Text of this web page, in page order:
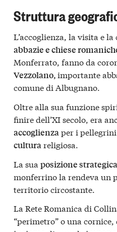
Struttura
L’accoglienza, la visita e la
abbazie e chiese
Monferrato, fanno da
Vezzolano,importante
comune di Albugnano.
Oltre alla sua funzione
finire dell’XI secolo, era
accoglienzaper i
culturareligiosa.
La sua posizione strategica
monferrino la rendeva un
territorio circostante.
La Rete Romanica di
“perimetro” o una